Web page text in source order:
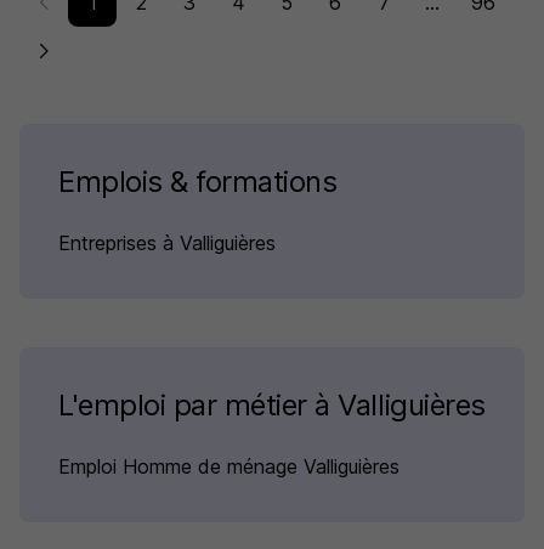
Emplois & formations
Entreprises à Valliguières
L'emploi par métier à Valliguières
Emploi Homme de ménage Valliguières